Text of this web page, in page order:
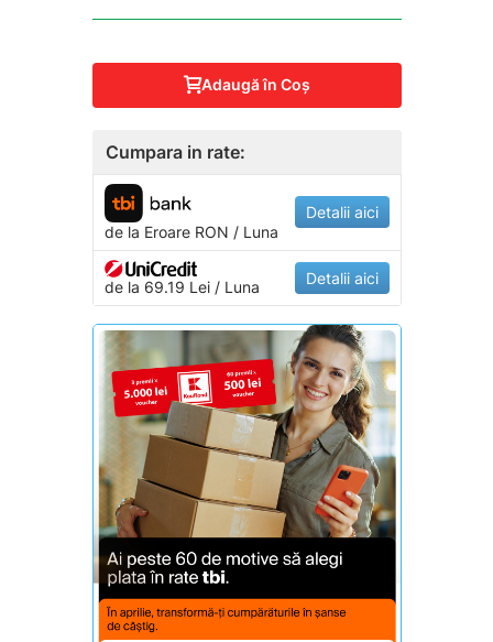
Adaugă în Coş
Cumpara in rate:
de la EroareRON / Luna
Detalii aici
de la 69.19 Lei / Luna Detalii aici